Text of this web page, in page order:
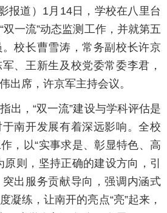
报道）1月14日，学校在八里台
一流”动态监测工作，并就第五
校长曹雪涛，常务副校长许京
、王新生及校党委常委李君，
出席，许京军主持会议。
，“双一流”建设与学科评估是
南开发展有着深远影响。全校
，以“实事求是、彰显特色、高
原则，坚持正确的建设方向，引
出服务贡献导向，强调内涵式
凝练，让南开的亮点“亮”起来，